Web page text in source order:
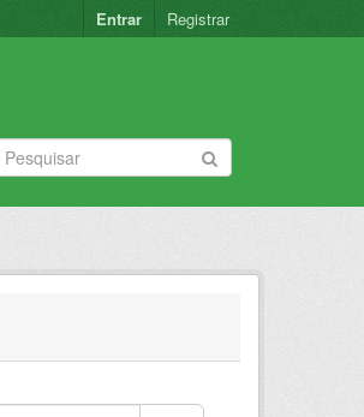
Entrar Registrar